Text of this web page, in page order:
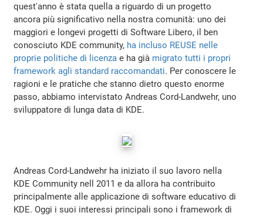
quest'anno è stata quella a riguardo di un progetto
ancora più significativo nella nostra comunità: uno dei
maggiori e longevi progetti di Software Libero, il ben
conosciuto KDE community, ha incluso REUSE nelle
proprie politiche di licenza e ha già migrato tutti i propri
framework agli standard raccomandati. Per conoscere le
ragioni e le pratiche che stanno dietro questo enorme
passo, abbiamo intervistato Andreas Cord-Landwehr, uno
sviluppatore di lunga data di KDE.
Andreas Cord-Landwehr ha iniziato il suo lavoro nella
KDE Community nell 2011 e da allora ha contribuito
principalmente alle applicazione di software educativo di
KDE. Oggi i suoi interessi principali sono i framework di